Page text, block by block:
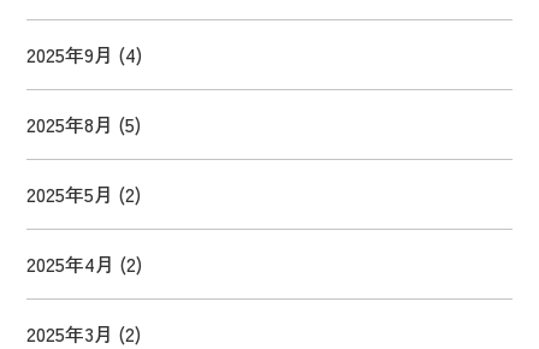
2025年9月 (4)
2025年8月 (5)
2025年5月 (2)
2025年4月 (2)
2025年3月 (2)